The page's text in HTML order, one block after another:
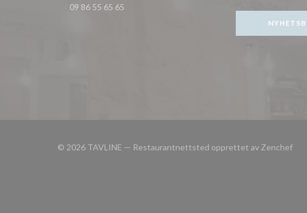
09 86 55 65 65
© 2026 TAVLINE — Restaurantnettsted opprettet av Zenchef